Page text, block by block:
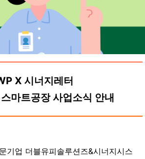
X 시너지레터
마트공장 사업소식 안내
기업 더블유피솔루션즈&시너지시스